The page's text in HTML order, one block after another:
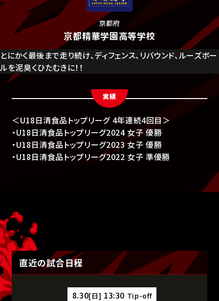
京都府
京都精華学園高等学校
とにかく最後まで走り続け、ディフェンス、リバウンド、ルーズボー
ルを泥臭くひたむきに！！
実績
＜U18日清食品トップリーグ 4年連続4回目＞
・U18日清食品トップリーグ2024 女子 優勝
・U18日清食品トップリーグ2023 女子 優勝
・U18日清食品トップリーグ2022 女子 準優勝
直近の試合日程
8.30[日] 13:30 Tip-off